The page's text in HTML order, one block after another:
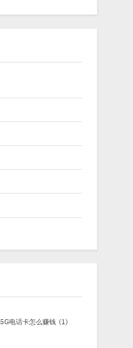
5G电话卡怎么赚钱 (1)